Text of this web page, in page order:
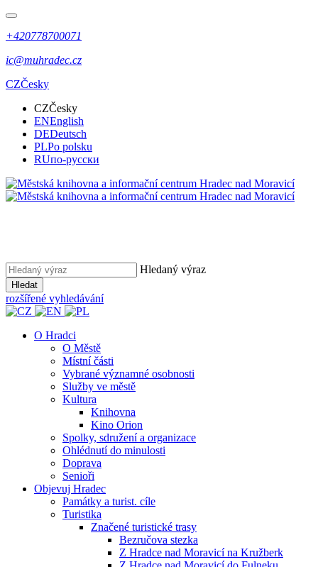
+420778700071
ic@muhradec.cz
CZČesky
CZČesky
ENEnglish
DEDeutsch
PLPo polsku
RUпо-русски
Hledaný výraz
Hledat
rozšířené vyhledávání
O Hradci
O Městě
Místní části
Vybrané významné osobnosti
Služby ve městě
Kultura
Knihovna
Kino Orion
Spolky, sdružení a organizace
Ohlédnutí do minulosti
Doprava
Senioři
Objevuj Hradec
Památky a turist. cíle
Turistika
Značené turistické trasy
Bezručova stezka
Z Hradce nad Moravicí na Kružberk